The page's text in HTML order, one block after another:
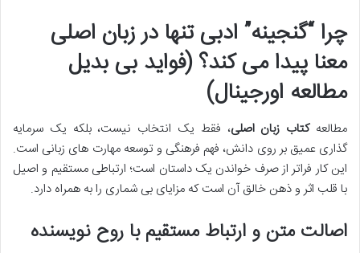
چرا “گنجینه” ادبی تنها در زبان اصلی
معنا پیدا می کند؟ (فواید بی بدیل
مطالعه اورجینال)
مطالعهکتاب زبان اصلی، فقط یک انتخاب نیست، بلکه یک سرمایه
گذاری عمیق بر روی دانش، فهم فرهنگی و توسعه مهارت های زبانی است.
این کار فراتر از صرف خواندن یک داستان است؛ ارتباطی مستقیم و اصیل
با قلب اثر و ذهن خالق آن است که مزایای بی شماری را به همراه دارد.
اصالت متن و ارتباط مستقیم با روح نویسنده